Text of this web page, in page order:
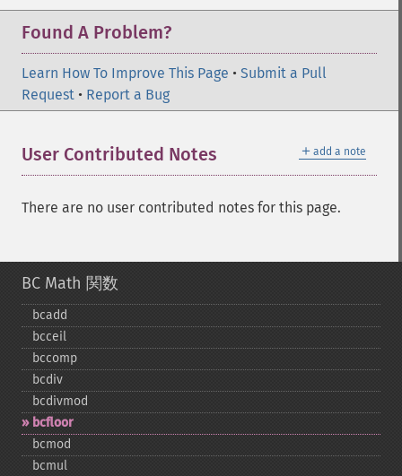
Found A Problem?
Learn How To Improve This Page • Submit a Pull
Request • Report a Bug
＋ add a note
User Contributed Notes
There are no user contributed notes for this page.
BC Math 関数
bcadd
bcceil
bccomp
bcdiv
bcdivmod
bcfloor
bcmod
bcmul